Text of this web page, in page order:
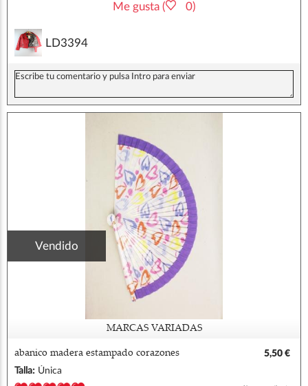
Me gusta ( 0)
LD3394
Vendido
MARCAS VARIADAS
abanico madera estampado corazones
5,50 €
Talla: Única